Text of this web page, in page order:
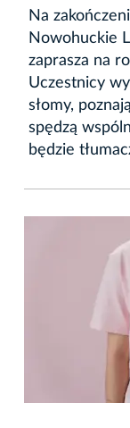
Na
Nowohuckie
zaprasza na
Uczestnicy
słomy,
spędzą
będzie